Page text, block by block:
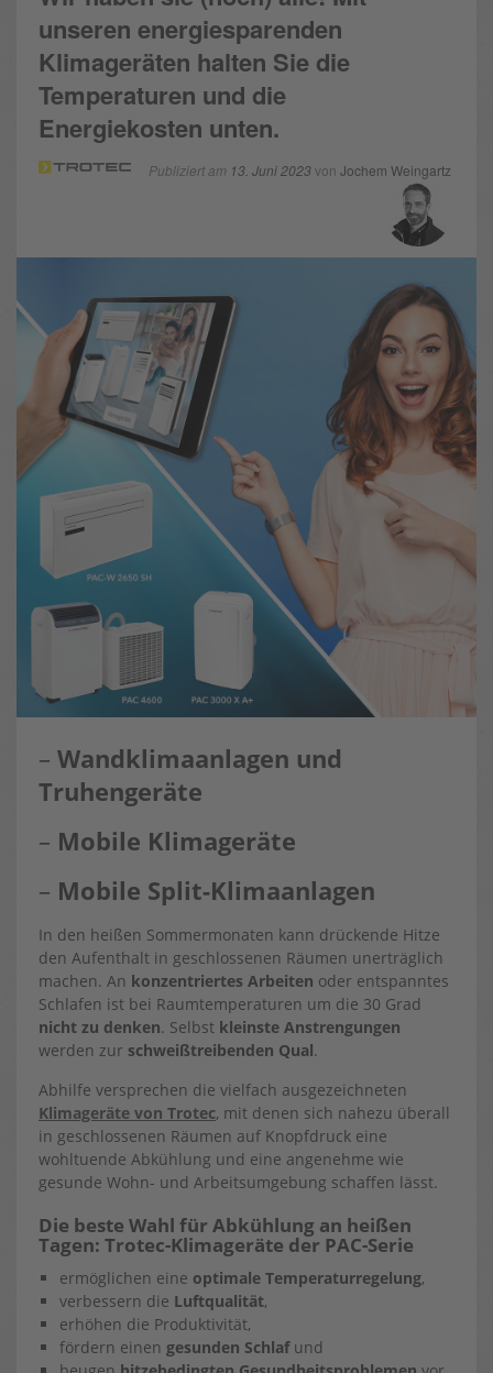
unseren energiesparenden
Klimageräten halten Sie die
Temperaturen und die
Energiekosten unten.
Publiziert am 13. Juni 2023von Jochem Weingartz
– Wandklimaanlagen und
Truhengeräte
– Mobile Klimageräte
– Mobile Split-Klimaanlagen
In den heißen Sommermonaten kann drückende Hitze
den Aufenthalt in geschlossenen Räumen unerträglich
machen. An konzentriertes Arbeiten oder entspanntes
Schlafen ist bei Raumtemperaturen um die 30 Grad
nicht zu denken. Selbst kleinste Anstrengungen
werden zur schweißtreibenden Qual.
Abhilfe versprechen die vielfach ausgezeichneten
Klimageräte von Trotec, mit denen sich nahezu überall
in geschlossenen Räumen auf Knopfdruck eine
wohltuende Abkühlung und eine angenehme wie
gesunde Wohn- und Arbeitsumgebung schaffen lässt.
Die beste Wahl für Abkühlung an heißen
Tagen: Trotec-Klimageräte der PAC-Serie
ermöglichen eine optimale Temperaturregelung,
verbessern die Luftqualität,
erhöhen die Produktivität,
fördern einen gesunden Schlafund